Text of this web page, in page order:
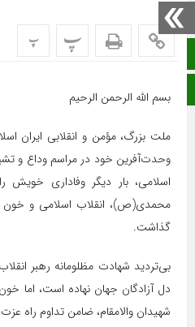
صفحه نخست
پ پ
بسم الله الرحمن الرحیم
ملت بزرگ، مؤمن و انقلابی ایران
وحدت‌آفرین خود در مراسم وداع و
اسلامی، بار دیگر وفاداری خویش
محمدی(ص)، انقلاب اسلامی و خون
گذاشت.
بی‌تردید شهادت مظلومانه رهبر
دل آزادگان جهان نهاده است، اما
شهیدان والامقام، ضامن تداوم راه